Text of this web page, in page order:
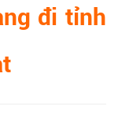
đi tỉnh